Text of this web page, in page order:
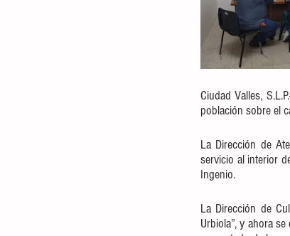
Ciudad Valles,
población sobre el
La Dirección de
servicio al interior
Ingenio.
La Dirección de
Urbiola”, y ahora